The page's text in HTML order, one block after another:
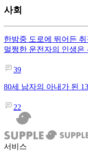
사회
한밤중 도로에 뛰어든
멀쩡한 운전자의 인생은
39
80세 남자의 아내가 된
22
서비스